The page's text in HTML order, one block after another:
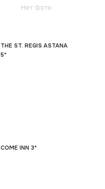
Нет фото
THE ST. REGIS ASTANA
5*
COME INN 3*